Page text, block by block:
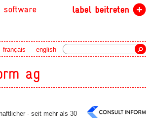
software label beitreten
english
français
ag
- seit mehr als 30